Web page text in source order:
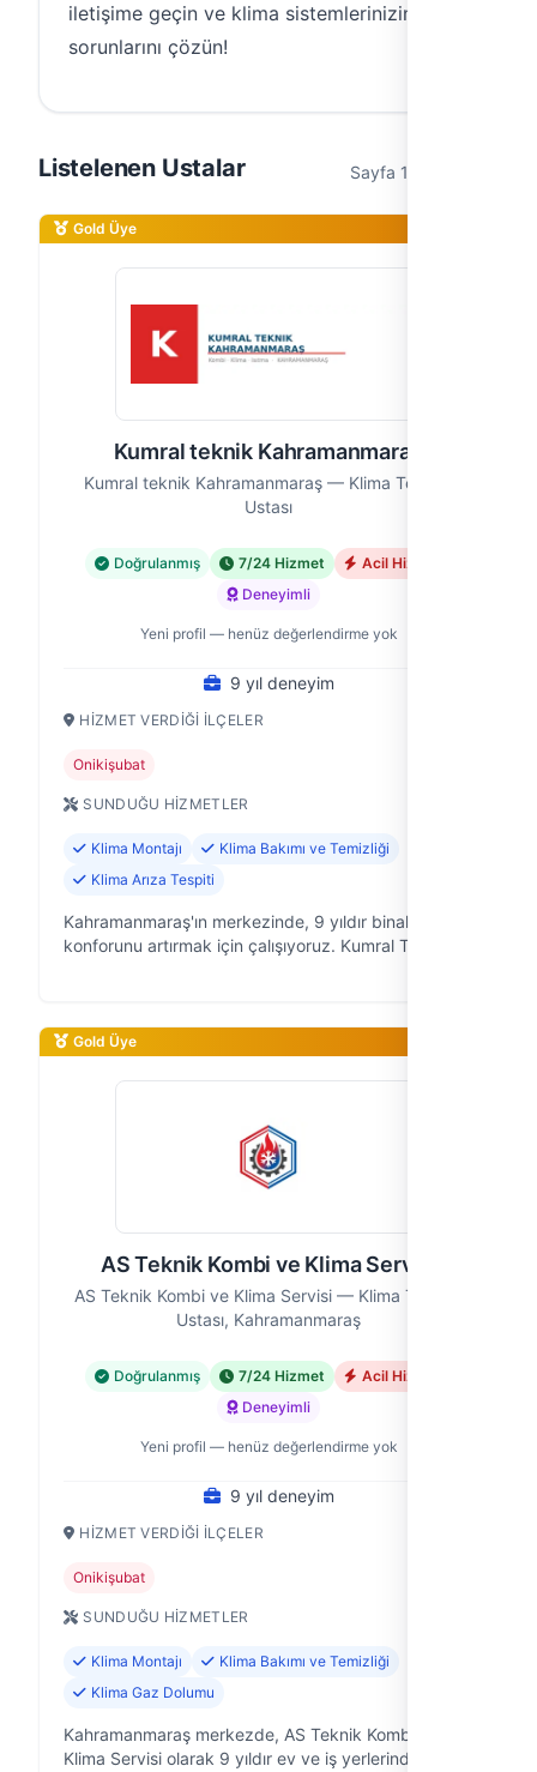
iletişime geçin ve klima sistemlerinizin
sorunlarını çözün!
Listelenen Ustalar Sayfa 1 / 1 (5 usta)
Gold Üye
Kumral teknik Kahramanmaraş
Kumral teknik Kahramanmaraş — Klima Tesisatı
Ustası
Doğrulanmış 7/24 Hizmet
Acil Hizmet
Deneyimli
Yeni profil — henüz değerlendirme yok
9 yıl deneyim
HIZMET VERDIĞI İLÇELER
Onikişubat
SUNDUĞU HIZMETLER
Klima Montajı
Klima Bakımı ve Temizliği
Klima Arıza Tespiti
Kahramanmaraş'ın merkezinde, 9 yıldır binaların
konforunu artırmak için çalışıyoruz. Kumral Teknik
Gold Üye
AS Teknik Kombi ve Klima Servisi
AS Teknik Kombi ve Klima Servisi — Klima Tesisatı
Ustası, Kahramanmaraş
Doğrulanmış 7/24 Hizmet
Acil Hizmet
Deneyimli
Yeni profil — henüz değerlendirme yok
9 yıl deneyim
HIZMET VERDIĞI İLÇELER
Onikişubat
SUNDUĞU HIZMETLER
Klima Montajı
Klima Bakımı ve Temizliği
Klima Gaz Dolumu
Kahramanmaraş merkezde, AS Teknik Kombi ve
Klima Servisi olarak 9 yıldır ev ve iş yerlerindeki